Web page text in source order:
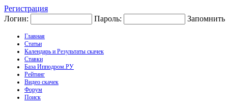
Регистрация
Логин:
Пароль: Запомнить
Главная
Статьи
Календарь и Результаты скачек
Ставки
База Ипподром.РУ
Рейтинг
Видео скачек
Форум
Поиск